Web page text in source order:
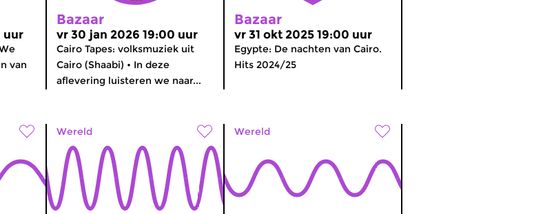
uur
van
Bazaar
vr 30 jan 2026 19:00 uur
Cairo Tapes: volksmuziek uit
Cairo (Shaabi) • In deze
aflevering luisteren we naar...
Bazaar
vr 31 okt 2025 19:00 uur
Egypte: De nachten van Cairo.
Hits 2024/25
Wereld Wereld